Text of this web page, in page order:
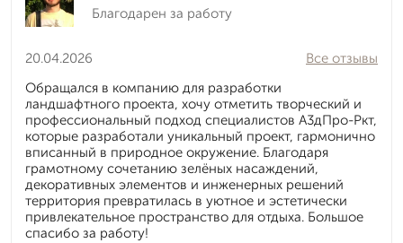
Благодарен за работу
20.04.2026
Все отзывы
Обращался в компанию для разработки
ландшафтного проекта, хочу отметить творческий и
профессиональный подход специалистов А3дПро-Ркт,
которые разработали уникальный проект, гармонично
вписанный в природное окружение. Благодаря
грамотному сочетанию зелёных насаждений,
декоративных элементов и инженерных решений
территория превратилась в уютное и эстетически
привлекательное пространство для отдыха. Большое
спасибо за работу!